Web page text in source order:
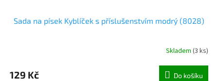
Sada na písek Kyblíček s příslušenstvím modrý (8028)
Skladem (3 ks)
129 Kč Do košíku